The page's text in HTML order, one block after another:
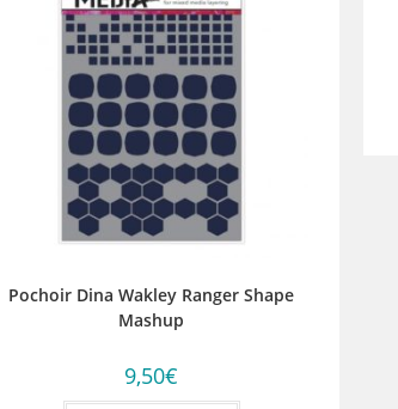
Pochoir Dina Wakley Ranger Shape
Mashup
9,50€